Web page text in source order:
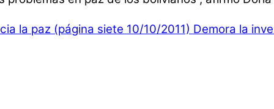
la paz (página siete 10/10/2011) Demora la